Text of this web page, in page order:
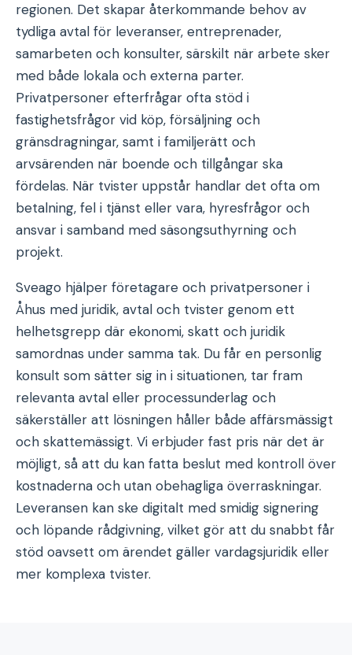
regionen. Det skapar återkommande behov av
tydliga avtal för leveranser, entreprenader,
samarbeten och konsulter, särskilt när arbete sker
med både lokala och externa parter.
Privatpersoner efterfrågar ofta stöd i
fastighetsfrågor vid köp, försäljning och
gränsdragningar, samt i familjerätt och
arvsärenden när boende och tillgångar ska
fördelas. När tvister uppstår handlar det ofta om
betalning, fel i tjänst eller vara, hyresfrågor och
ansvar i samband med säsongsuthyrning och
projekt.
Sveago hjälper företagare och privatpersoner i
Åhus med juridik, avtal och tvister genom ett
helhetsgrepp där ekonomi, skatt och juridik
samordnas under samma tak. Du får en personlig
konsult som sätter sig in i situationen, tar fram
relevanta avtal eller processunderlag och
säkerställer att lösningen håller både affärsmässigt
och skattemässigt. Vi erbjuder fast pris när det är
möjligt, så att du kan fatta beslut med kontroll över
kostnaderna och utan obehagliga överraskningar.
Leveransen kan ske digitalt med smidig signering
och löpande rådgivning, vilket gör att du snabbt får
stöd oavsett om ärendet gäller vardagsjuridik eller
mer komplexa tvister.